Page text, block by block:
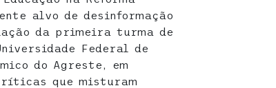
alvo de desinformação
da primeira turma de
Federal de
do Agreste, em
que misturam